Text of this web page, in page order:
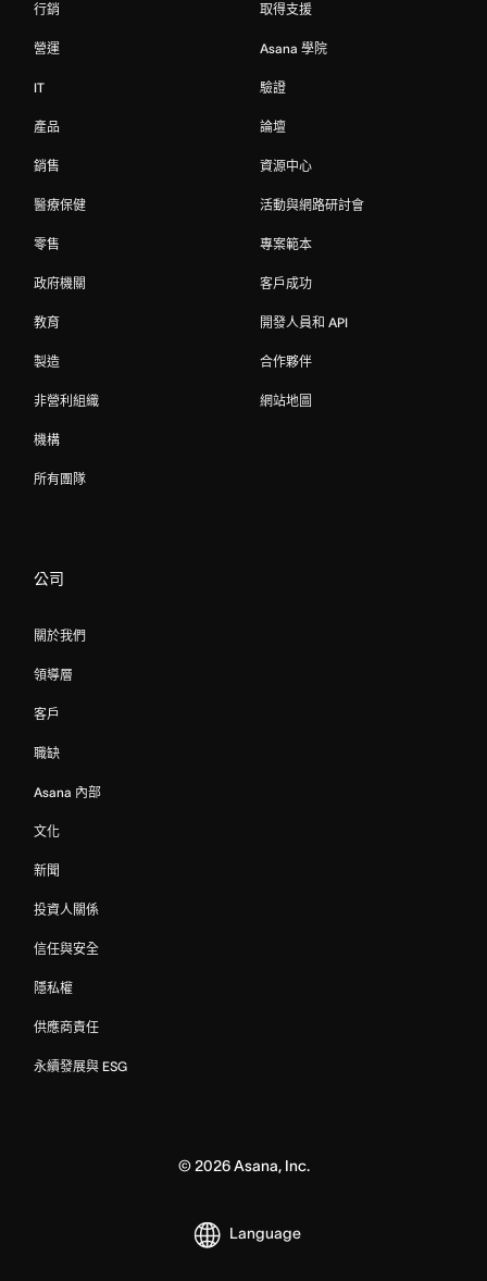
行銷
營運
IT
產品
銷售
醫療保健
零售
政府機關
教育
製造
非營利組織
機構
所有團隊
取得支援
Asana 學院
驗證
論壇
資源中心
活動與網路研討會
專案範本
客戶成功
開發人員和 API
合作夥伴
網站地圖
公司
關於我們
領導層
客戶
職缺
Asana 內部
文化
新聞
投資人關係
信任與安全
隱私權
供應商責任
永續發展與 ESG
© 2026Asana, Inc.
Language